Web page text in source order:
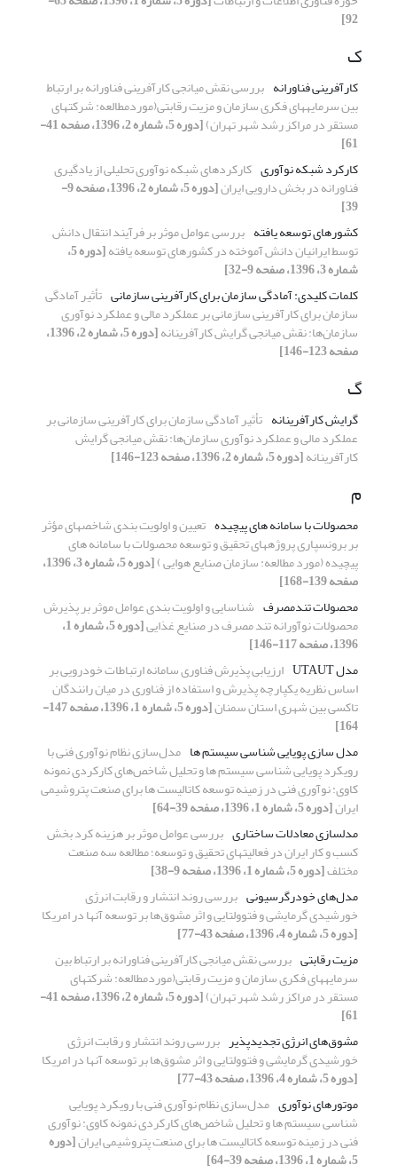
92]
ک
کارآفرینی فناورانه بررسی نقش میانجی کارآفرینی فناورانه بر ارتباط
بین سرمایه‏های فکری سازمان و مزیت رقابتی(موردمطالعه: شرکت‏های
مستقر در مراکز رشد شهر تهران) [دوره 5، شماره 2، 1396، صفحه 41-
61]
کارکرد شبکه نوآوری کارکردهای شبکه نوآوری تحلیلی از یادگیری
فناورانه در بخش دارویی ایران [دوره 5، شماره 2، 1396، صفحه 9-
39]
کشورهای توسعه یافته بررسی عوامل موثر بر فرآیند انتقال دانش
توسط ایرانیان دانش آموخته در کشورهای توسعه یافته [دوره 5،
شماره 3، 1396، صفحه 9-32]
کلمات کلیدی: آمادگی سازمان برای کارآفرینی سازمانی تأثیر آمادگی
سازمان برای کارآفرینی سازمانی بر عملکرد مالی و عملکرد نوآوری
سازمان‌ها: نقش میانجی گرایش کارآفرینانه [دوره 5، شماره 2، 1396،
صفحه 123-146]
گ
گرایش کارآفرینانه تأثیر آمادگی سازمان برای کارآفرینی سازمانی بر
عملکرد مالی و عملکرد نوآوری سازمان‌ها: نقش میانجی گرایش
کارآفرینانه[دوره 5، شماره 2، 1396، صفحه 123-146]
م
محصولات با سامانه های پیچیده تعیین و اولویت ‏بندی شاخص‏های مؤثر
بر برونسپاری پروژه‏های تحقیق و توسعه محصولات با سامانه های
پیچیده (مورد مطالعه: سازمان صنایع هوایی ) [دوره 5، شماره 3، 1396،
صفحه 139-168]
محصولات تندمصرف شناسایی و اولویت بندی عوامل موثر بر پذیرش
محصولات نوآورانه تند مصرف در صنایع غذایی [دوره 5، شماره 1،
1396، صفحه 117-146]
مدل UTAUT
ارزیابی پذیرش فناوری سامانه ارتباطات خودرویی بر
اساس نظریه یکپارچه پذیرش و استفاده از فناوری در میان رانندگان
تاکسی بین ‏شهری استان سمنان [دوره 5، شماره 1، 1396، صفحه 147-
164]
مدل سازی پویایی شناسی سیستم ها مدل‌سازی نظام نوآوری فنی با
رویکرد پویایی شناسی سیستم ها و تحلیل شاخص‌های کارکردی نمونه
کاوی: نوآوری فنی در زمینه توسعه کاتالیست ها برای صنعت پتروشیمی
ایران[دوره 5، شماره 1، 1396، صفحه 39-64]
مدلسازی معادلات ساختاری بررسی عوامل موثر بر هزینه کرد بخش
کسب و کار ایران در فعالیتهای تحقیق و توسعه؛ مطالعه سه صنعت
مختلف[دوره 5، شماره 1، 1396، صفحه 9-38]
مدل‌های خودرگرسیونی بررسی روند انتشار و رقابت انرژی
خورشیدی گرمایشی و فتوولتایی و اثر مشوق‌ها بر توسعه آنها در امریکا
[دوره 5، شماره 4، 1396، صفحه 43-77]
مزیت رقابتی بررسی نقش میانجی کارآفرینی فناورانه بر ارتباط بین
سرمایه‏های فکری سازمان و مزیت رقابتی(موردمطالعه: شرکت‏های
مستقر در مراکز رشد شهر تهران) [دوره 5، شماره 2، 1396، صفحه 41-
61]
مشوق‌های انرژی تجدیدپذیر بررسی روند انتشار و رقابت انرژی
خورشیدی گرمایشی و فتوولتایی و اثر مشوق‌ها بر توسعه آنها در امریکا
[دوره 5، شماره 4، 1396، صفحه 43-77]
موتورهای نوآوری مدل‌سازی نظام نوآوری فنی با رویکرد پویایی
شناسی سیستم ها و تحلیل شاخص‌های کارکردی نمونه کاوی: نوآوری
فنی در زمینه توسعه کاتالیست ها برای صنعت پتروشیمی ایران[دوره
5، شماره 1، 1396، صفحه 39-64]